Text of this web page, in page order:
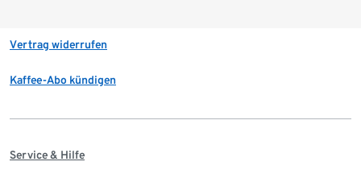
Vertrag widerrufen
Kaffee-Abo kündigen
Service & Hilfe